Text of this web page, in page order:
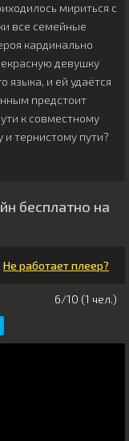
мириться с
все семейные
кардинально
девушку
языка, и ей удаётся
предстоит
к совместному
и тернистому пути?
бесплатно на
Не работает плеер?
6/10 (1 чeл.)